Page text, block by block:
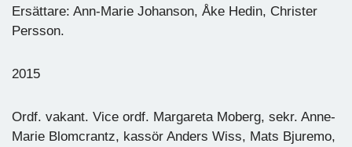
Ersättare: Ann-Marie Johanson, Åke Hedin, Christer
Persson.
2015
Ordf. vakant. Vice ordf. Margareta Moberg, sekr. Anne-
Marie Blomcrantz, kassör Anders Wiss, Mats Bjuremo,